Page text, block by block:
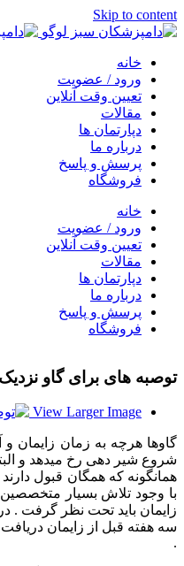
Skip to content
خانه
ورود / عضویت
تعیین وقت آنلاین
مقالات
دپارتمان ها
درباره ما
پرسش و پاسخ
فروشگاه
خانه
ورود / عضویت
تعیین وقت آنلاین
مقالات
دپارتمان ها
درباره ما
پرسش و پاسخ
فروشگاه
توصبه های برای گاو
View Larger Image
شروع شیر دهی رخ میدهد و
زایمان باید تحت نظر گرفت .
.